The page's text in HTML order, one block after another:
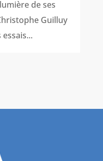
de ses
Guilluy